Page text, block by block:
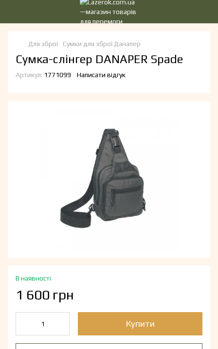
Для зброї Сумки для зброї Данапер
Сумка-слінгер DANAPER Spade
Артикул: 1771099 Написати відгук
В наявності
1 600 грн
Купити